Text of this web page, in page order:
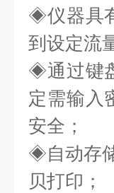
◈仪器具
到设定流
◈通过键
定需输入
安全；
◈自动存
贝打印；